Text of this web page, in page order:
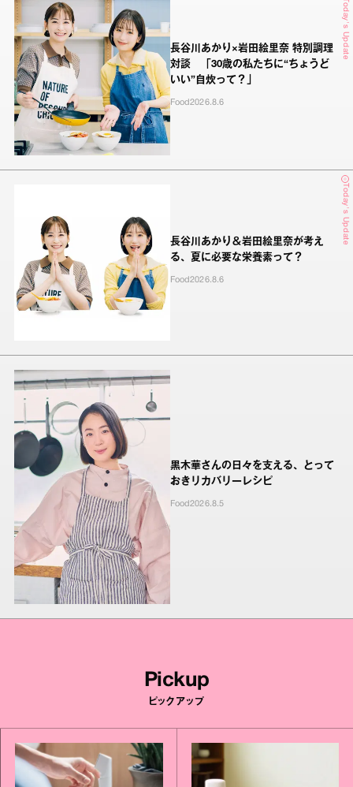
Today's Update
長谷川あかり×岩田絵里奈 特別調理
対談 「30歳の私たちに“ちょうど
いい”自炊って？」
Food2026.8.6
Today's Update
長谷川あかり＆岩田絵里奈が考え
る、夏に必要な栄養素って？
Food2026.8.6
黒木華さんの日々を支える、とって
おきリカバリーレシピ
Food2026.8.5
Pickup
ピックアップ